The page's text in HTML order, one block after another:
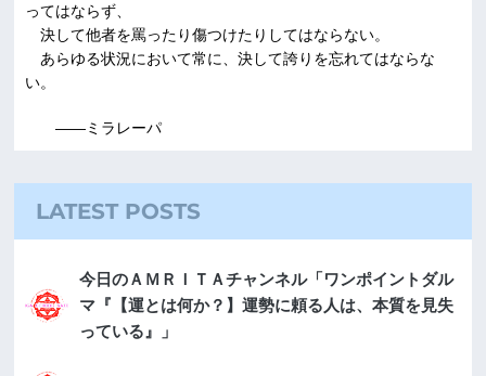
ってはならず、
決して他者を罵ったり傷つけたりしてはならない。
あらゆる状況において常に、決して誇りを忘れてはならな
い。
――ミラレーパ
LATEST POSTS
今日のＡＭＲＩＴＡチャンネル「ワンポイントダル
マ『【運とは何か？】運勢に頼る人は、本質を見失
っている』」